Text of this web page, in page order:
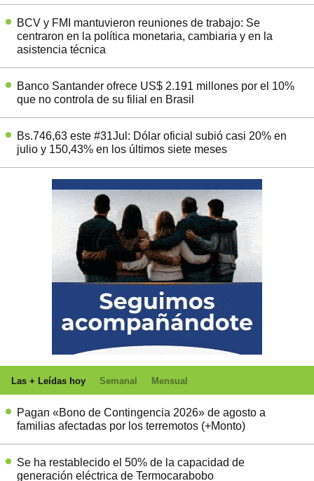
BCV y FMI mantuvieron reuniones de trabajo: Se
centraron en la política monetaria, cambiaria y en la
asistencia técnica
Banco Santander ofrece US$ 2.191 millones por el 10%
que no controla de su filial en Brasil
Bs.746,63 este #31Jul: Dólar oficial subió casi 20% en
julio y 150,43% en los últimos siete meses
Las + Leídas hoy Semanal Mensual
Pagan «Bono de Contingencia 2026» de agosto a
familias afectadas por los terremotos (+Monto)
Se ha restablecido el 50% de la capacidad de
generación eléctrica de Termocarabobo